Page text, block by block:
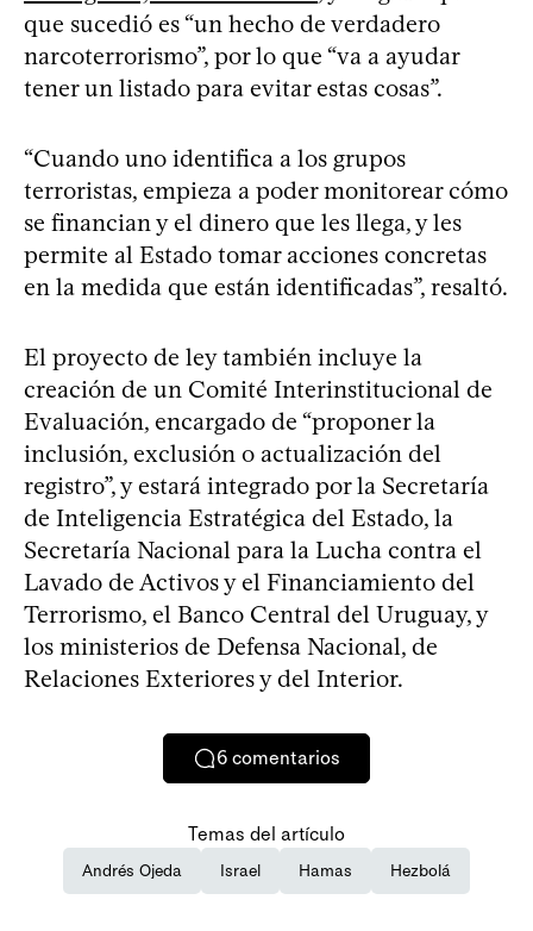
que sucedió es “un hecho de verdadero
narcoterrorismo”, por lo que “va a ayudar
tener un listado para evitar estas cosas”.
“Cuando uno identifica a los grupos
terroristas, empieza a poder monitorear cómo
se financian y el dinero que les llega, y les
permite al Estado tomar acciones concretas
en la medida que están identificadas”, resaltó.
El proyecto de ley también incluye la
creación de un Comité Interinstitucional de
Evaluación, encargado de “proponer la
inclusión, exclusión o actualización del
registro”, y estará integrado por la Secretaría
de Inteligencia Estratégica del Estado, la
Secretaría Nacional para la Lucha contra el
Lavado de Activos y el Financiamiento del
Terrorismo, el Banco Central del Uruguay, y
los ministerios de Defensa Nacional, de
Relaciones Exteriores y del Interior.
6 comentarios
Temas del artículo
Andrés Ojeda Israel Hamas Hezbolá